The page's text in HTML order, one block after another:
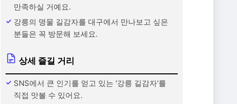
만족하실 거예요.
강릉의 명물 길감자를 대구에서 만나보고 싶은
분들은 꼭 방문해 보세요.
상세 즐길 거리
SNS에서 큰 인기를 얻고 있는 '강릉 길감자'를
직접 맛볼 수 있어요.